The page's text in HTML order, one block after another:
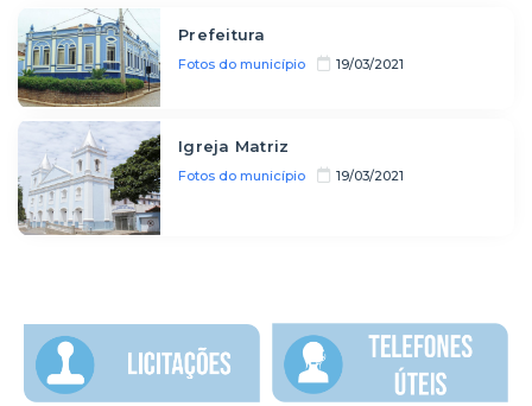
Fotos do município 19/03/2021
Prefeitura
Fotos do município 19/03/2021
Igreja Matriz